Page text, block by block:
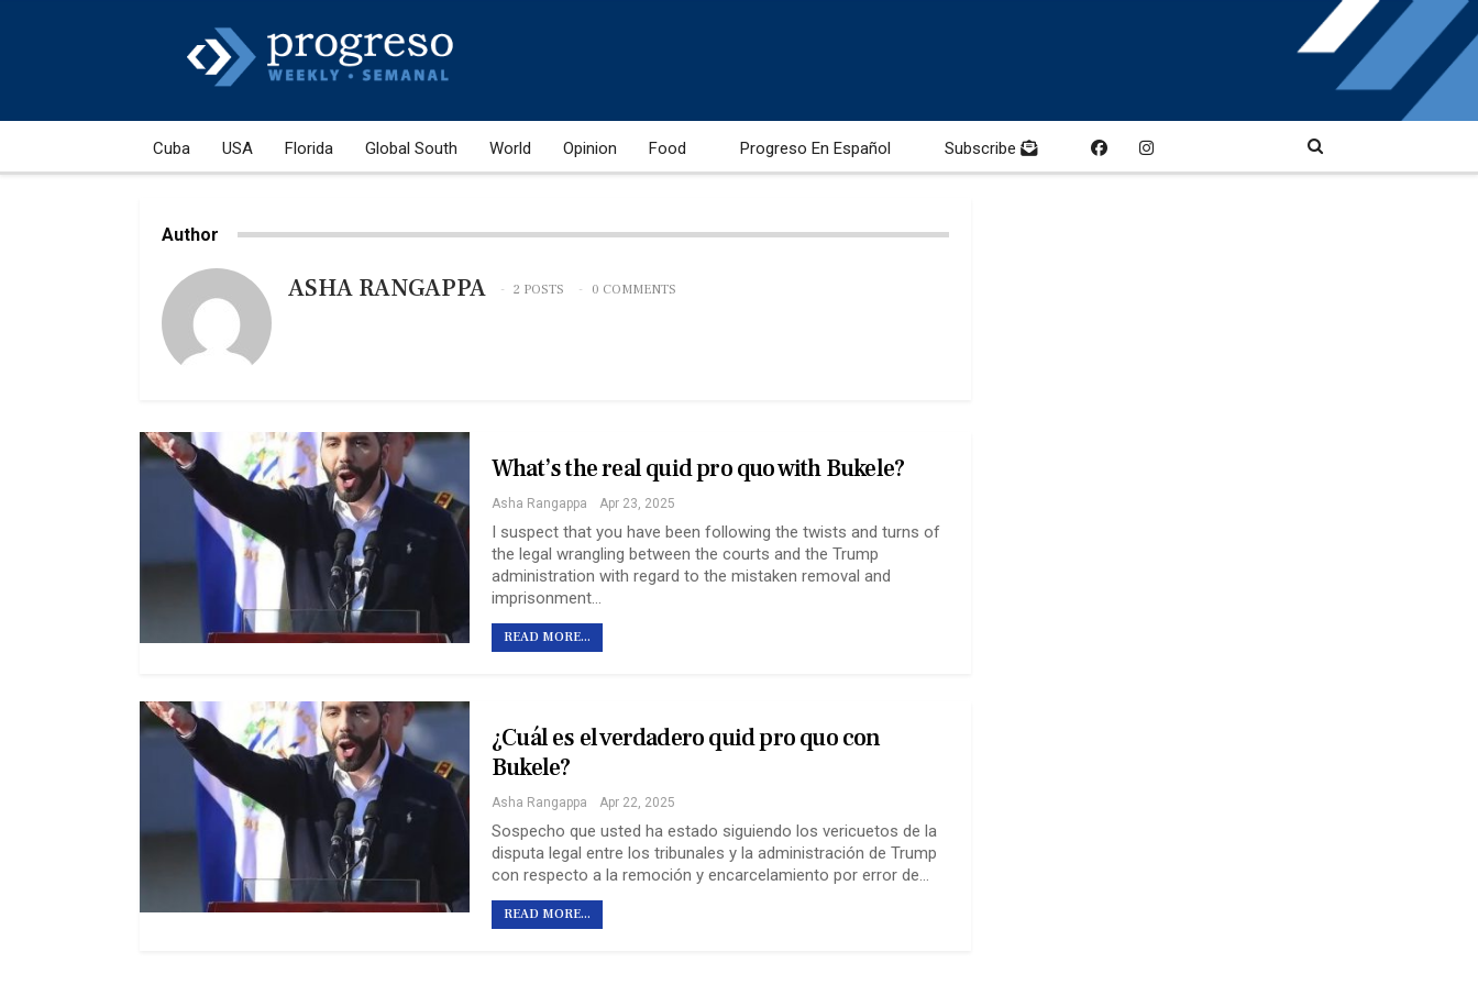
Cuba USA Florida Global South World Opinion Food Progreso En Español Subscribe
Author
ASHA RANGAPPA 2 POSTS 0 COMMENTS
What’s the real quid pro quo with Bukele?
Asha Rangappa Apr 23, 2025
I suspect that you have been following the twists and turns of
the legal wrangling between the courts and the Trump
administration with regard to the mistaken removal and
imprisonment…
READ MORE...
¿Cuál es el verdadero quid pro quo con
Bukele?
Asha Rangappa Apr 22, 2025
Sospecho que usted ha estado siguiendo los vericuetos de la
disputa legal entre los tribunales y la administración de Trump
con respecto a la remoción y encarcelamiento por error de…
READ MORE...